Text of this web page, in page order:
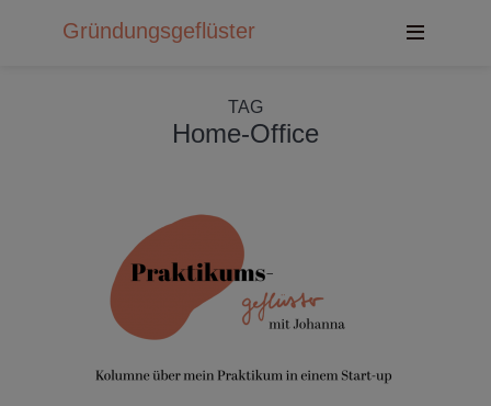
Gründungsgeflüster
TAG
Home-Office